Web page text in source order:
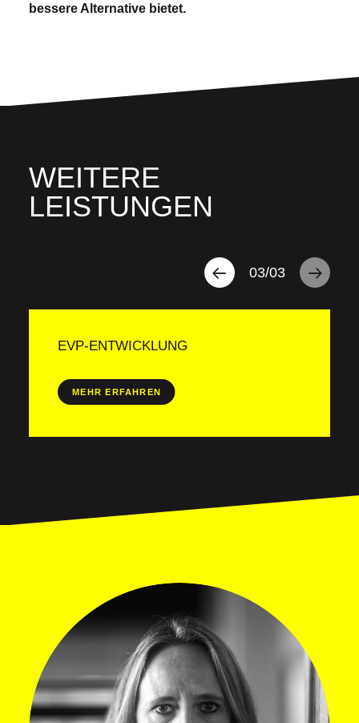
bessere Alternative bietet.
WEITERE
LEISTUNGEN
03/03
EVP-ENTWICKLUNG
MEHR ERFAHREN